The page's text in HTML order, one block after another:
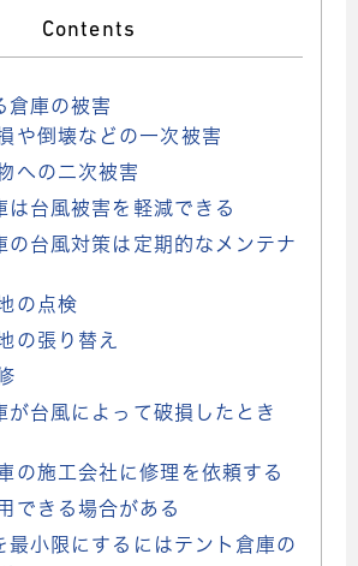
Contents
倉庫の被害
や倒壊などの一次被害
への二次被害
は台風被害を軽減できる
の台風対策は定期的なメンテナ
の点検
の張り替え
が台風によって破損したとき
の施工会社に修理を依頼する
できる場合がある
最小限にするにはテント倉庫の